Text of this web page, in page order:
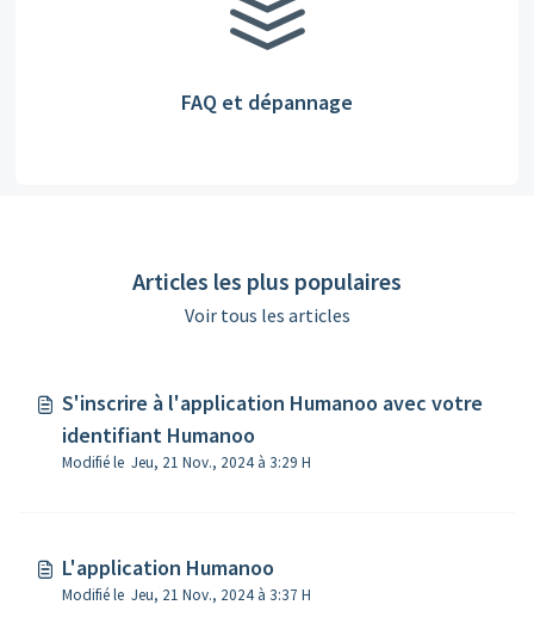
FAQ et dépannage
Articles les plus populaires
Voir tous les articles
S'inscrire à l'application Humanoo avec votre
identifiant Humanoo
Modifié le Jeu, 21 Nov., 2024 à 3:29 H
L'application Humanoo
Modifié le Jeu, 21 Nov., 2024 à 3:37 H